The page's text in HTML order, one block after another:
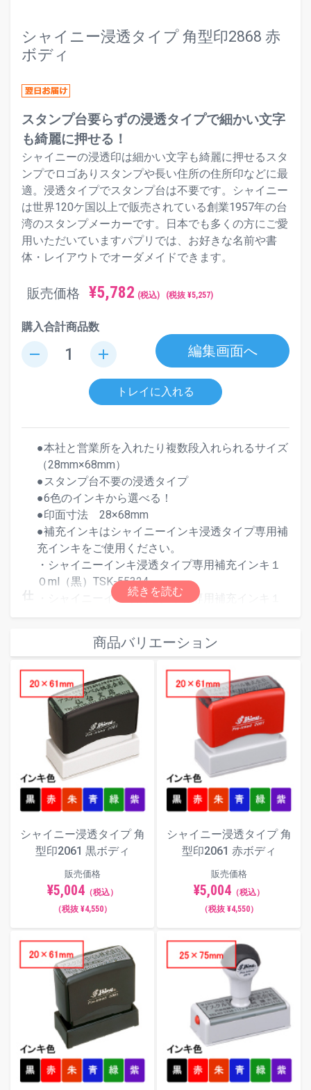
シャイニー浸透タイプ 角型印2868 赤
ボディ
スタンプ台要らずの浸透タイプで細かい文字
も綺麗に押せる！
シャイニーの浸透印は細かい文字も綺麗に押せるスタ
ンプでロゴありスタンプや長い住所の住所印などに最
適。浸透タイプでスタンプ台は不要です。シャイニー
は世界120ケ国以上で販売されている創業1957年の台
湾のスタンプメーカーです。日本でも多くの方にご愛
用いただいていますパプリでは、お好きな名前や書
体・レイアウトでオーダメイドできます。
販売価格 ¥5,782 (税込) (税抜 ¥5,257)
購入合計商品数
remove add 編集画面へ
トレイに入れる
仕
●本社と営業所を入れたり複数段入れられるサイズ
（28mm×68mm）
●スタンプ台不要の浸透タイプ
●6色のインキから選べる！
●印面寸法 28×68mm
●補充インキはシャイニーインキ浸透タイプ専用補
充インキをご使用ください。
・シャイニーインキ浸透タイプ専用補充インキ１
０ml（黒）TSK-55324
・シャイニーインキ浸透タイプ専用補充インキ１
０ml（青）TSK-55348
０ml（朱色）TSK-55355
・シャイニーインキ浸透タイプ専用補充インキ１
０ml（緑）TSK-55362
・シャイニーインキ浸透タイプ専用補充インキ１
０ml（紫）TSK-55379
商品バリエーション
シャイニー浸透タイプ 角
型印2061 黒ボディ
販売価格
¥5,004（税込）
（税抜 ¥4,550）
シャイニー浸透タイプ 角
型印2061 赤ボディ
販売価格
¥5,004（税込）
（税抜 ¥4,550）